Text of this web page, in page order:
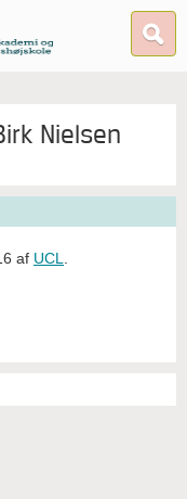
Nielsen
af UCL